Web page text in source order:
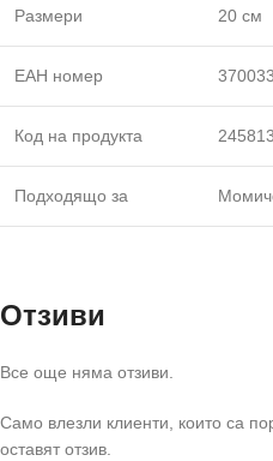
Размери 20 см
ЕАН номер
Код на продукта 245813
Подходящо за
Отзиви
Все още няма отзиви.
Само влезли клиенти, които са
оставят отзив.